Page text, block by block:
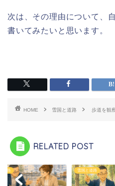
次は、その理由について、
書いてみたいと思います。
HOME 雪国と道路 歩道を観
RELATED POST
道路 雪国と道路